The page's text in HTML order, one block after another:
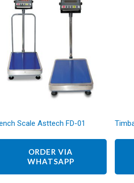
Scale Asttech FD-01
ORDER VIA
WHATSAPP